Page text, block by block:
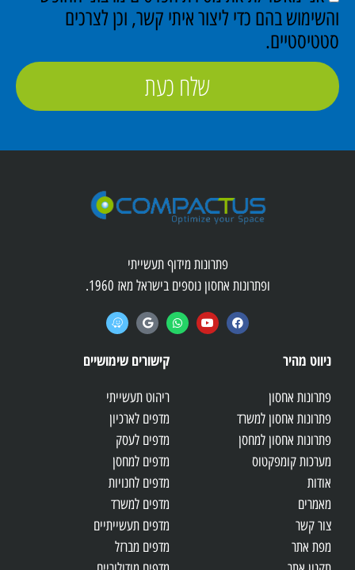
והשימוש בהם כדי ליצור איתי קשר, וכן לצרכים
סטטיסטיים.
שלח כעת
פתרונות מידוף תעשייתי
ופתרונות אחסון נוספים בישראל מאז 1960.
ניווט מהיר
פתרונות אחסון
פתרונות אחסון למשרד
פתרונות אחסון למחסן
מערכות קומפקטוס
אודות
מאמרים
צור קשר
מפת אתר
קישורים שימושיים
ריהוט תעשייתי
מדפים לארכיון
מדפים לעסק
מדפים למחסן
מדפים לחנויות
מדפים למשרד
מדפים תעשייתיים
מדפים מברזל